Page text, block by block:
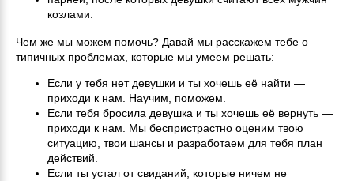
козлами.
Чем же мы можем помочь? Давай мы расскажем тебе о
типичных проблемах, которые мы умеем решать:
Если у тебя нет девушки и ты хочешь её найти —
приходи к нам. Научим, поможем.
Если тебя бросила девушка и ты хочешь её вернуть —
приходи к нам. Мы беспристрастно оценим твою
ситуацию, твои шансы и разработаем для тебя план
действий.
Если ты устал от свиданий, которые ничем не